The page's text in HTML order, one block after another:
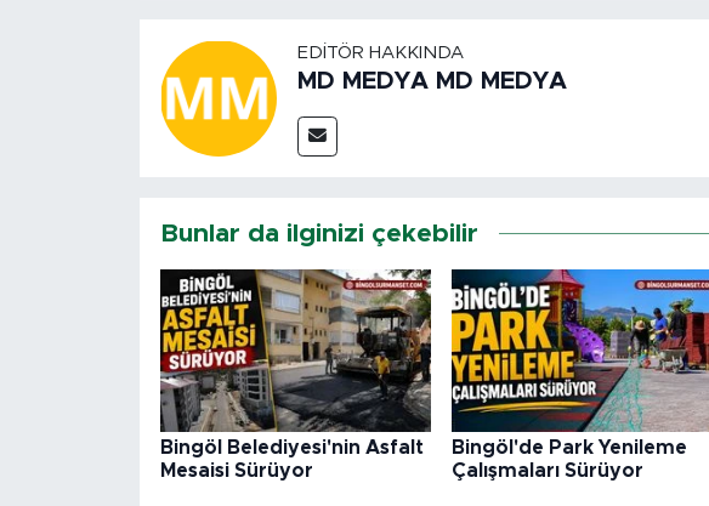
EDITÖR HAKKINDA
MD MEDYA MD MEDYA
Bunlar da ilginizi çekebilir
Bingöl Belediyesi'nin Asfalt
Mesaisi Sürüyor
Bingöl'de Park Yenileme
Çalışmaları Sürüyor